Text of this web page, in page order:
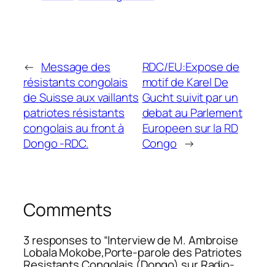
← Message des
résistants congolais
de Suisse aux vaillants
patriotes résistants
congolais au front à
Dongo -RDC.
RDC/EU:Expose de
motif de Karel De
Gucht suivit par un
debat au Parlement
Europeen sur la RD
Congo →
Comments
3 responses to “Interview de M. Ambroise
Lobala Mokobe,Porte-parole des Patriotes